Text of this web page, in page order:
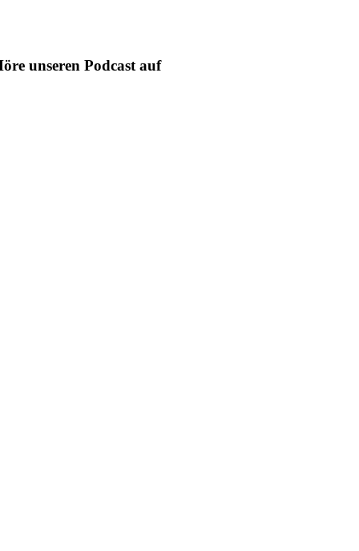
unseren Podcast auf